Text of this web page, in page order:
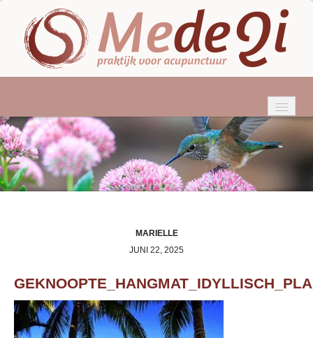
HOME
WIE BEN IK?
ACUPUNCTUUR
TARIEVEN & VERGOEDINGEN
ACTUEEL
MARIELLE
JUNI 22, 2025